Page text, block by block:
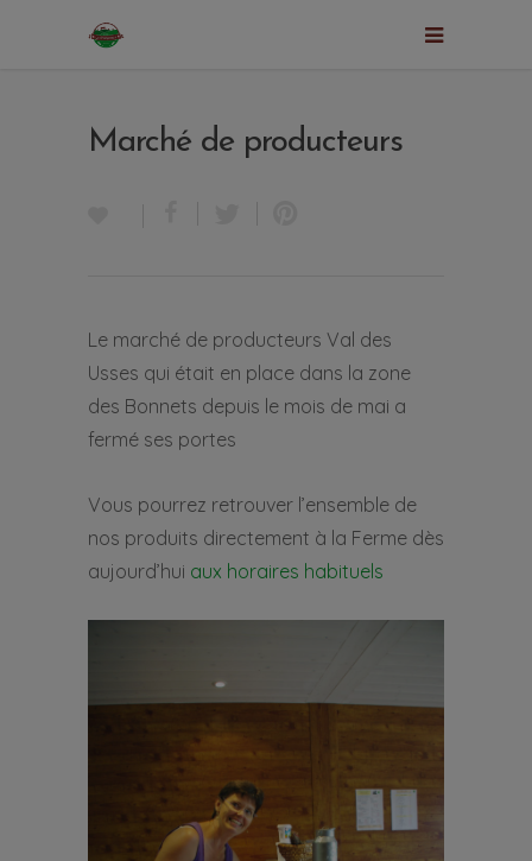
Marché de producteurs
Le marché de producteurs Val des
Usses qui était en place dans la zone
des Bonnets depuis le mois de mai a
fermé ses portes
Vous pourrez retrouver l’ensemble de
nos produits directement à la Ferme dès
aujourd’hui aux horaires habituels